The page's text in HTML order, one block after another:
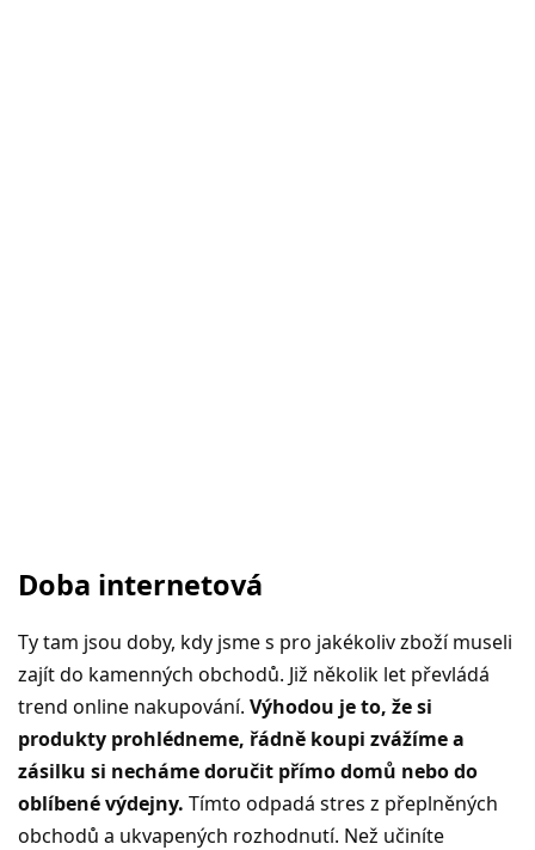
Doba internetová
Ty tam jsou doby, kdy jsme s pro jakékoliv zboží museli
zajít do kamenných obchodů. Již několik let převládá
trend online nakupování. Výhodou je to, že si
produkty prohlédneme, řádně koupi zvážíme a
zásilku si necháme doručit přímo domů nebo do
oblíbené výdejny. Tímto odpadá stres z přeplněných
obchodů a ukvapených rozhodnutí. Než učiníte